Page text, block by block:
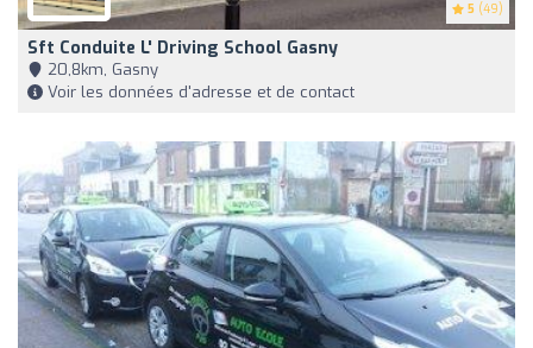
5 (49)
Sft Conduite L' Driving School Gasny
20,8km, Gasny
Voir les données d'adresse et de contact